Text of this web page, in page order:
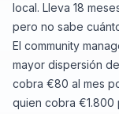
local. Lleva 18
pero no sabe
El community
mayor dispersión
cobra €80 al mes
quien cobra €1.800